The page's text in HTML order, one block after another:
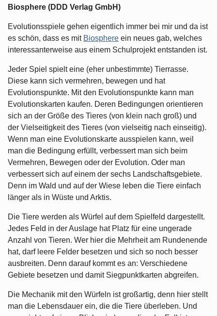
Biosphere (DDD Verlag GmbH)
Evolutionsspiele gehen eigentlich immer bei mir und da ist
es schön, dass es mit Biosphere ein neues gab, welches
interessanterweise aus einem Schulprojekt entstanden ist.
Jeder Spiel spielt eine (eher unbestimmte) Tierrasse.
Diese kann sich vermehren, bewegen und hat
Evolutionspunkte. Mit den Evolutionspunkte kann man
Evolutionskarten kaufen. Deren Bedingungen orientieren
sich an der Größe des Tieres (von klein nach groß) und
der Vielseitigkeit des Tieres (von vielseitig nach einseitig).
Wenn man eine Evolutionskarte ausspielen kann, weil
man die Bedingung erfüllt, verbessert man sich beim
Vermehren, Bewegen oder der Evolution. Oder man
verbessert sich auf einem der sechs Landschaftsgebiete.
Denn im Wald und auf der Wiese leben die Tiere einfach
länger als in Wüste und Arktis.
Die Tiere werden als Würfel auf dem Spielfeld dargestellt.
Jedes Feld in der Auslage hat Platz für eine ungerade
Anzahl von Tieren. Wer hier die Mehrheit am Rundenende
hat, darf leere Felder besetzen und sich so noch besser
ausbreiten. Denn darauf kommt es an: Verschiedene
Gebiete besetzen und damit Siegpunktkarten abgreifen.
Die Mechanik mit den Würfeln ist großartig, denn hier stellt
man die Lebensdauer ein, die die Tiere überleben. Und